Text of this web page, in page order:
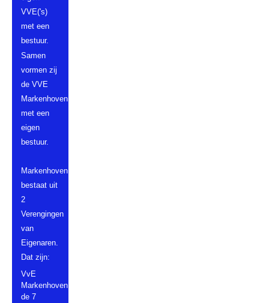
VVE('s)
met een
bestuur.
Samen
vormen zij
de VVE
Markenhoven,
met een
eigen
bestuur.
Markenhoven
bestaat uit
2
Verengingen
van
Eigenaren.
Dat zijn:
VvE
Markenhoven
de 7